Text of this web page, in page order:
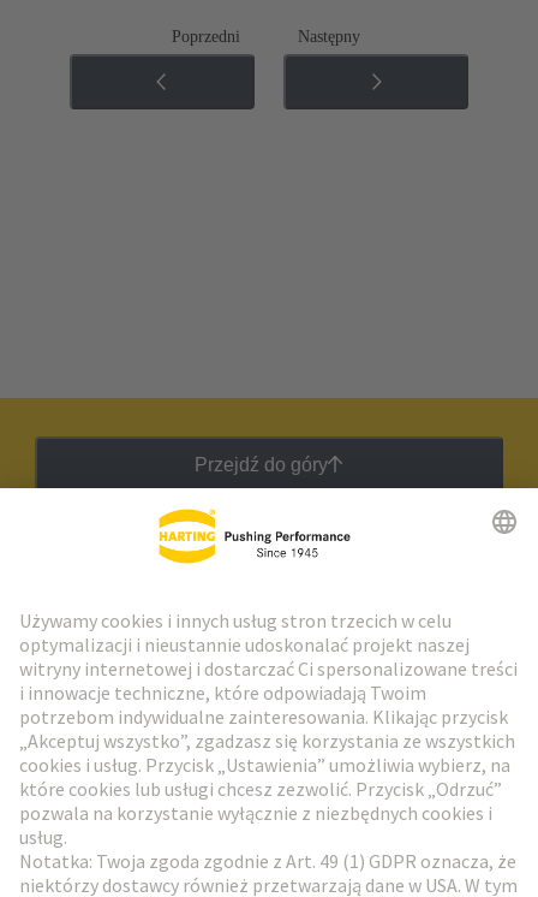
Poprzedni Następny
Przejdź do góry
Przejdź do rejestracji
Social Media